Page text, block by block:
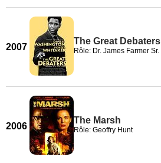
2007
The Great Debaters
Rôle: Dr. James Farmer Sr.
2006
The Marsh
Rôle: Geoffry Hunt